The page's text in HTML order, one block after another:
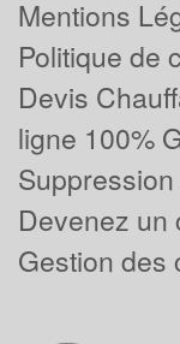
Mentions
Politique de
Devis
ligne 100%
Devenez un
Gestion des